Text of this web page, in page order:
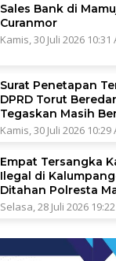
Sales Bank di
Curanmor
Kamis, 30 Juli 2026 10:31
Surat Penetapan
DPRD Torut
Tegaskan Masih
Kamis, 30 Juli 2026 10:29
Empat Tersangka
Ilegal di
Ditahan Polresta
Selasa, 28 Juli 2026